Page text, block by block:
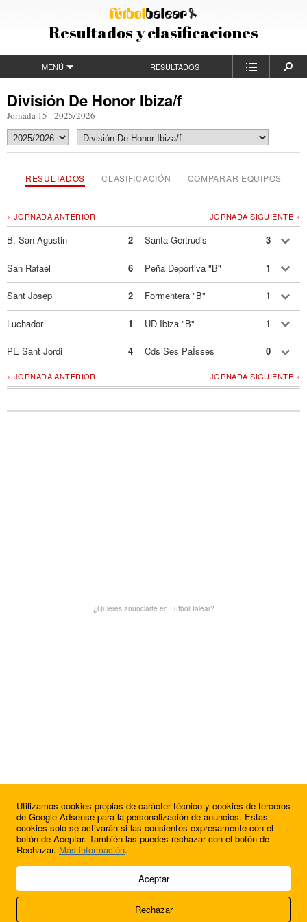
Resultados y clasificaciones
MENÚ RESULTADOS
División De Honor Ibiza/f
Jornada 15 - 2025/2026
RESULTADOS CLASIFICACIÓN COMPARAR EQUIPOS
JORNADA SIGUIENTE »
« JORNADA ANTERIOR
B. San Agustin 2 Santa Gertrudis 3
San Rafael 6 Peña Deportiva "B" 1
Sant Josep 2 Formentera "B" 1
Luchador 1 UD Ibiza "B" 1
PE Sant Jordi 4 Cds Ses PaÏsses 0
JORNADA SIGUIENTE »
« JORNADA ANTERIOR
¿Quieres anunciarte en FutbolBalear?
¿Quieres anunciarte en FutbolBalear?
© 2009 - 2026 Soluciones Corporativas IP, SL.
Acerca de nosotros
Utilizamos cookies propias de carácter técnico y cookies de terceros
de Google Adsense para la personalización de anuncios. Estas
cookies solo se activarán si las consientes expresamente con el
botón de Aceptar. También las puedes rechazar con el botón de
Rechazar. Más información.
Aceptar
Rechazar